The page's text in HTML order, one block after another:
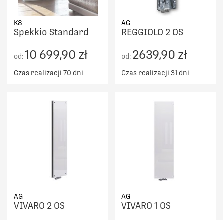
K8
Spekkio Standard
od:10 699,90 zł
Czas realizacji 70 dni
AG
REGGIOLO 2 OS
od: 2639,90 zł
Czas realizacji 31 dni
AG
VIVARO 2 OS
AG
VIVARO 1 OS